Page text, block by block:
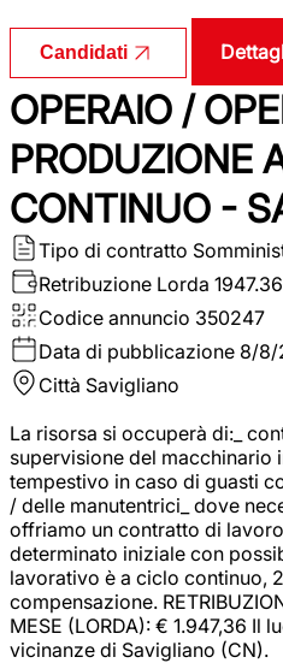
Candidati
OPERAIO /
PRODUZIONE
CONTINUO -
Tipo di contratto
Retribuzione Lorda
Codice annuncio 350247
Data di pubblicazione 8/8/
Città Savigliano
La risorsa si occuperà di:_
supervisione del macchinario
tempestivo in caso di guasti
/ delle manutentrici_ dove
offriamo un contratto di
determinato iniziale con
lavorativo è a ciclo continuo,
compensazione.
MESE (LORDA): € 1.947,36 Il
vicinanze di Savigliano (CN).